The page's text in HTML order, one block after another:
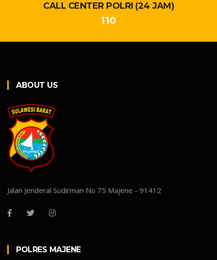
CALL CENTER POLRI (24 JAM)
110
ABOUT US
Jalan Jenderal Sudirman No 75 Majene - 91412
POLRES MAJENE